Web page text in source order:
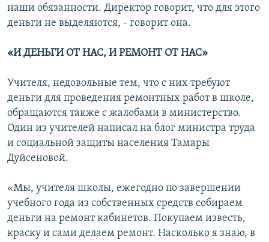
наши обязанности. Директор говорит, что для этого
деньги не выделяются, - говорит она.
«И ДЕНЬГИ ОТ НАС, И РЕМОНТ ОТ НАС»
Учителя, недовольные тем, что с них требуют
деньги для проведения ремонтных работ в школе,
обращаются также с жалобами в министерство.
Один из учителей написал на блог министра труда
и социальной защиты населения Тамары
Дуйсеновой.
«Мы, учителя школы, ежегодно по завершении
учебного года из собственных средств собираем
деньги на ремонт кабинетов. Покупаем известь,
краску и сами делаем ремонт. Насколько я знаю, в